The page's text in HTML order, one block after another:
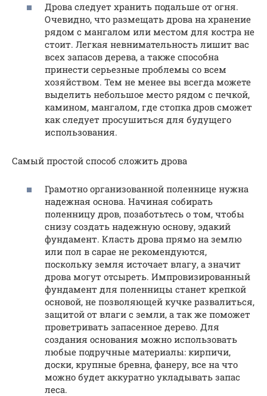
Дрова следует хранить подальше от огня.
Очевидно, что размещать дрова на хранение
рядом с мангалом или местом для костра не
стоит. Легкая невнимательность лишит вас
всех запасов дерева, а также способна
принести серьезные проблемы со всем
хозяйством. Тем не менее вы всегда можете
выделить небольшое место рядом с печкой,
камином, мангалом, где стопка дров сможет
как следует просушиться для будущего
использования.
Самый простой способ сложить дрова
Грамотно организованной поленнице нужна
надежная основа. Начиная собирать
поленницу дров, позаботьтесь о том, чтобы
снизу создать надежную основу, эдакий
фундамент. Класть дрова прямо на землю
или пол в сарае не рекомендуются,
поскольку земля источает влагу, а значит
дрова могут отсыреть. Импровизированный
фундамент для поленницы станет крепкой
основой, не позволяющей кучке развалиться,
защитой от влаги с земли, а так же поможет
проветривать запасенное дерево. Для
создания основания можно использовать
любые подручные материалы: кирпичи,
доски, крупные бревна, фанеру, все на что
можно будет аккуратно укладывать запас
леса.